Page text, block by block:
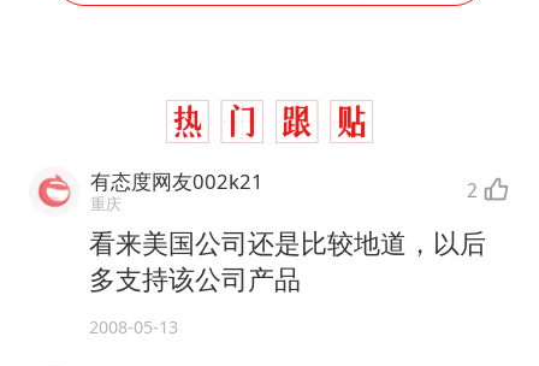
有态度网友002k21
重庆 2
看来美国公司还是比较地道，以后
多支持该公司产品
2008-05-13